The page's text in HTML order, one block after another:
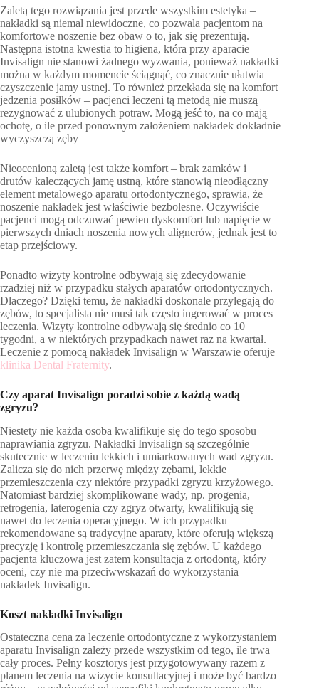
Zaletą tego rozwiązania jest przede wszystkim estetyka –
nakładki są niemal niewidoczne, co pozwala pacjentom na
komfortowe noszenie bez obaw o to, jak się prezentują.
Następna istotna kwestia to higiena, która przy aparacie
Invisalign nie stanowi żadnego wyzwania, ponieważ nakładki
można w każdym momencie ściągnąć, co znacznie ułatwia
czyszczenie jamy ustnej. To również przekłada się na komfort
jedzenia posiłków – pacjenci leczeni tą metodą nie muszą
rezygnować z ulubionych potraw. Mogą jeść to, na co mają
ochotę, o ile przed ponownym założeniem nakładek dokładnie
wyczyszczą zęby
Nieocenioną zaletą jest także komfort – brak zamków i
drutów kaleczących jamę ustną, które stanowią nieodłączny
element metalowego aparatu ortodontycznego, sprawia, że
noszenie nakładek jest właściwie bezbolesne. Oczywiście
pacjenci mogą odczuwać pewien dyskomfort lub napięcie w
pierwszych dniach noszenia nowych alignerów, jednak jest to
etap przejściowy.
Ponadto wizyty kontrolne odbywają się zdecydowanie
rzadziej niż w przypadku stałych aparatów ortodontycznych.
Dlaczego? Dzięki temu, że nakładki doskonale przylegają do
zębów, to specjalista nie musi tak często ingerować w proces
leczenia. Wizyty kontrolne odbywają się średnio co 10
tygodni, a w niektórych przypadkach nawet raz na kwartał.
Leczenie z pomocą nakładek Invisalign w Warszawie oferuje
klinika Dental Fraternity.
Czy aparat Invisalign poradzi sobie z każdą wadą
zgryzu?
Niestety nie każda osoba kwalifikuje się do tego sposobu
naprawiania zgryzu. Nakładki Invisalign są szczególnie
skutecznie w leczeniu lekkich i umiarkowanych wad zgryzu.
Zalicza się do nich przerwę między zębami, lekkie
przemieszczenia czy niektóre przypadki zgryzu krzyżowego.
Natomiast bardziej skomplikowane wady, np. progenia,
retrogenia, laterogenia czy zgryz otwarty, kwalifikują się
nawet do leczenia operacyjnego. W ich przypadku
rekomendowane są tradycyjne aparaty, które oferują większą
precyzję i kontrolę przemieszczania się zębów. U każdego
pacjenta kluczowa jest zatem konsultacja z ortodontą, który
oceni, czy nie ma przeciwwskazań do wykorzystania
nakładek Invisalign.
Koszt nakładki Invisalign
Ostateczna cena za leczenie ortodontyczne z wykorzystaniem
aparatu Invisalign zależy przede wszystkim od tego, ile trwa
cały proces. Pełny kosztorys jest przygotowywany razem z
planem leczenia na wizycie konsultacyjnej i może być bardzo